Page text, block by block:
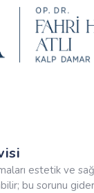
estetik ve
bu sorunu